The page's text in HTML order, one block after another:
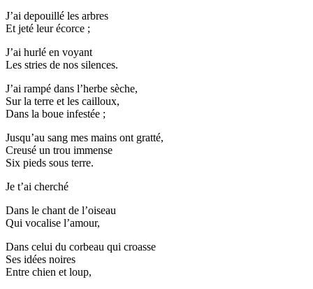
J’ai depouillé les arbres
Et jeté leur écorce ;
J’ai hurlé en voyant
Les stries de nos silences.
J’ai rampé dans l’herbe sèche,
Sur la terre et les cailloux,
Dans la boue infestée ;
Jusqu’au sang mes mains ont gratté,
Creusé un trou immense
Six pieds sous terre.
Je t’ai cherché
Dans le chant de l’oiseau
Qui vocalise l’amour,
Dans celui du corbeau qui croasse
Ses idées noires
Entre chien et loup,